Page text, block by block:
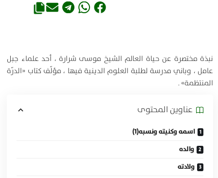
نبذة مختصرة عن حياة العالم الشيخ موسى شرارة ، أحد علماء جبل
عامل ، وباني مدرسة لطلبة العلوم الدينية فيها ، مؤلّف كتاب «الدرّة
المنتظمة» .
عناوين المحتوی
اسمه وكنيته ونسبه(1)
والده
ولادته